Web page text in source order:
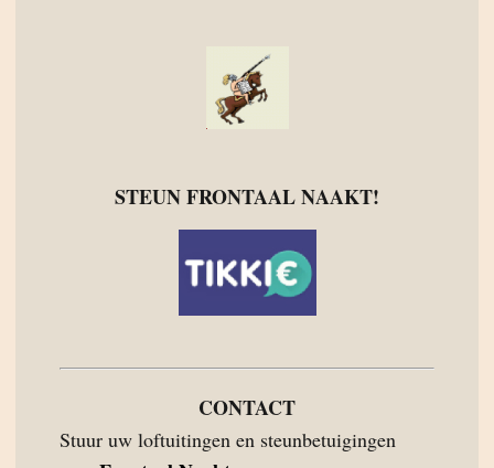
STEUN FRONTAAL NAAKT!
CONTACT
Stuur uw loftuitingen en steunbetuigingen